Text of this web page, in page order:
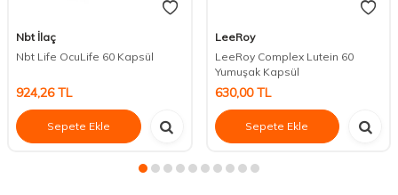
Nbt İlaç
Nbt Life OcuLife 60 Kapsül
924,26TL
Sepete Ekle
LeeRoy
LeeRoy Complex Lutein 60
Yumuşak Kapsül
630,00TL
Sepete Ekle